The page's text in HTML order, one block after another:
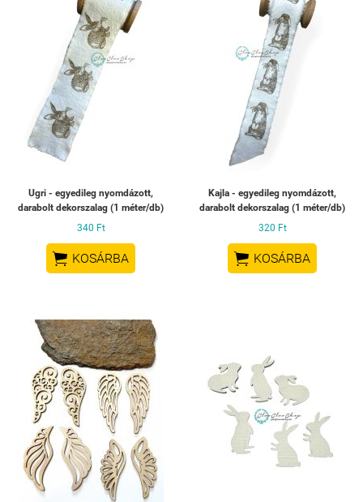
Ugri - egyedileg nyomdázott,
darabolt dekorszalag (1 méter/db)
340 Ft
 KOSÁRBA
Kajla - egyedileg nyomdázott,
darabolt dekorszalag (1 méter/db)
320 Ft
 KOSÁRBA